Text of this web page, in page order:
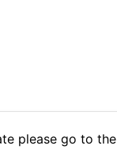
please go to the